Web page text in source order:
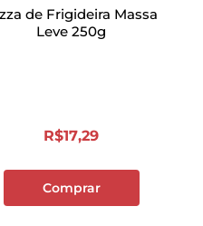
de Frigideira Massa
Leve 250g
R$17,29
Comprar